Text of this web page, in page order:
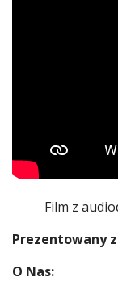
Film z
Prezentowany
O Nas: